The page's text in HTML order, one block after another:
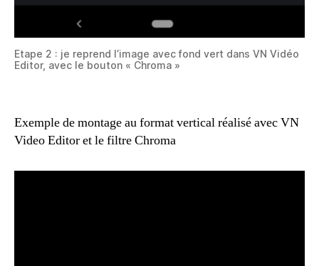
Etape 2 : je reprend l’image avec fond vert dans VN Vidéo
Editor, avec le bouton « Chroma »
Exemple de montage au format vertical réalisé avec VN
Video Editor et le filtre Chroma